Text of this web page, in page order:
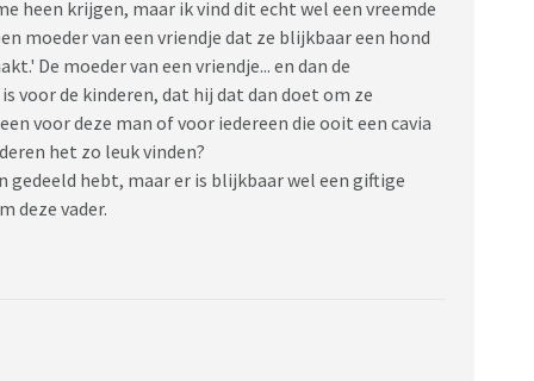
heen krijgen, maar ik vind dit echt wel een vreemde
moeder van een vriendje dat ze blijkbaar een hond
De moeder van een vriendje... en dan de
voor de kinderen, dat hij dat dan doet om ze
voor deze man of voor iedereen die ooit een cavia
het zo leuk vinden?
gedeeld hebt, maar er is blijkbaar wel een giftige
deze vader.